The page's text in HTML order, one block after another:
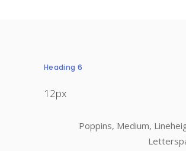
Heading 6
12px
Poppins, Medium,